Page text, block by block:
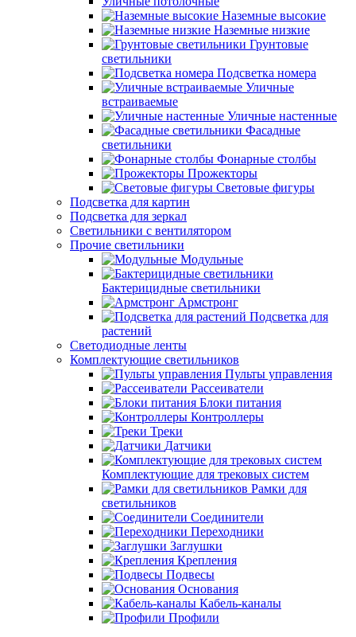
Наземные высокие
Наземные низкие
Грунтовые
светильники
Подсветка номера
Уличные
встраиваемые
Уличные настенные
Фасадные
светильники
Фонарные столбы
Прожекторы
Световые фигуры
Подсветка для картин
Подсветка для зеркал
Светильники с вентилятором
Прочие светильники
Модульные
Бактерицидные светильники
Армстронг
Подсветка для
растений
Светодиодные ленты
Комплектующие светильников
Пульты управления
Рассеиватели
Блоки питания
Контроллеры
Треки
Датчики
Комплектующие для трековых систем
Рамки для
светильников
Соединители
Переходники
Заглушки
Крепления
Подвесы
Основания
Кабель-каналы
Профили